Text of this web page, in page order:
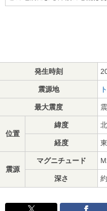
発生時刻
震源地
最大震度
位置
緯度
経度
震源
マグニチュード
深さ